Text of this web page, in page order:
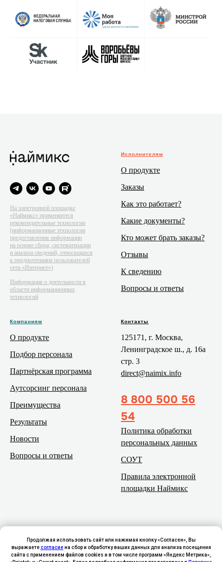
На электронной площадке
«Наймикс» применяются
рекомендательные технологии
(информационные технологии
предоставления информации
на основе сбора, систематизации
и анализа сведений, относящихся
к предпочтениям пользователей
сети «Интернет»)
Информация о деятельности в
области информационных
технологий
Исполнителям
О продукте
Заказы
Как это работает?
Какие документы?
Кто может брать заказы?
Отзывы
К сведению
Вопросы и ответы
Компаниям
О продукте
Подбор персонала
Партнёрская программа
Аутсорсинг персонала
Преимущества
Результаты
Новости
Вопросы и ответы
Контакты
125171, г. Москва,
Ленинградское ш., д. 16а
стр. 3
direct@naimix.info
8 800 500 56
54
Политика обработки
персональных данных
СОУТ
Правила электронной
площадки Наймикс
Продолжая использовать сайт или нажимая кнопку «Согласен», Вы
выражаетесогласиена сбор и обработку ваших данных для анализа посещения
сайта с применением файлов cookies и в том числе программ «Яндекс Метрика»,